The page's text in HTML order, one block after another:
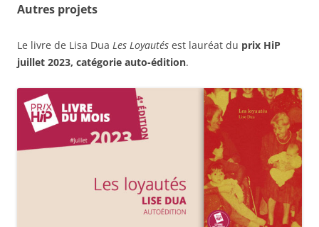
Autres projets
Le livre de Lisa Dua Les Loyautés est lauréat du prix HiP
juillet 2023, catégorie auto-édition.